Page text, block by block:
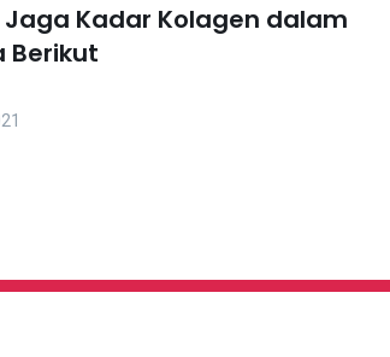
Kadar Kolagen dalam
Berikut